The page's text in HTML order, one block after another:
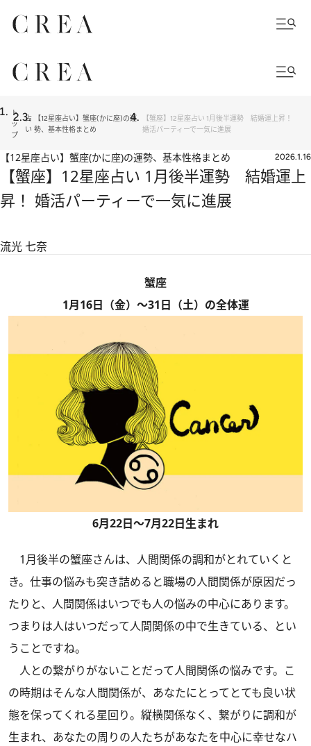
ト
ッ
プ
占
い
【12星座占い】蟹座(かに座)の運
勢、基本性格まとめ
【蟹座】12星座占い 1月後半運勢 結婚運上昇！
婚活パーティーで一気に進展
【12星座占い】蟹座(かに座)の運勢、基本性格まとめ 2026.1.16
【蟹座】12星座占い 1月後半運勢 結婚運上
昇！ 婚活パーティーで一気に進展
流光 七奈
蟹座
1月16日（金）～31日（土）の全体運
6月22日～7月22日生まれ
1月後半の蟹座さんは、人間関係の調和がとれていくと
き。仕事の悩みも突き詰めると職場の人間関係が原因だっ
たりと、人間関係はいつでも人の悩みの中心にあります。
つまりは人はいつだって人間関係の中で生きている、とい
うことですね。
人との繋がりがないことだって人間関係の悩みです。こ
の時期はそんな人間関係が、あなたにとってとても良い状
態を保ってくれる星回り。縦横関係なく、繋がりに調和が
生まれ、あなたの周りの人たちがあなたを中心に幸せなハ